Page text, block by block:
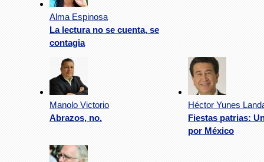
Alma Espinosa
La lectura no se cuenta, se
contagia
Manolo Victorio
Abrazos, no.
Héctor Yunes
Fiestas patrias:
por México